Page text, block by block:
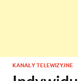
KANAŁY TELEWIZYJNE